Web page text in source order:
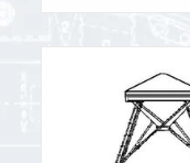
Bouwtekening
(30.02.002)
TOEVOEGEN AAN